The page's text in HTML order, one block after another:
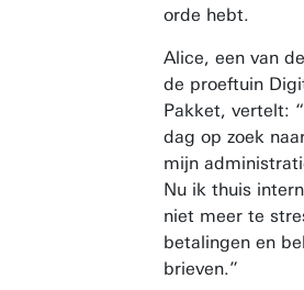
orde hebt.
Alice, een van
de proeftuin
Pakket, vertelt:
dag op zoek
mijn
Nu ik thuis
niet meer te
betalingen en
brieven.”